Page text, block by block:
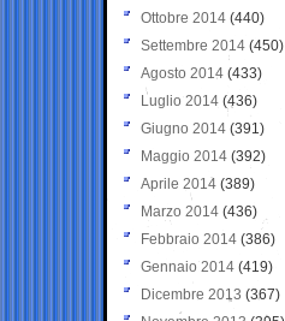
Ottobre 2014 (440)
Settembre 2014 (450)
Agosto 2014 (433)
Luglio 2014 (436)
Giugno 2014 (391)
Maggio 2014 (392)
Aprile 2014 (389)
Marzo 2014 (436)
Febbraio 2014 (386)
Gennaio 2014 (419)
Dicembre 2013 (367)